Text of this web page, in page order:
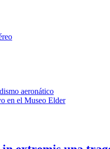
aeronático
en el Museo Elder